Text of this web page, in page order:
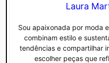
Laura
Sou apaixonada por moda
combinam estilo e
tendências e compartilhar
escolher peças que